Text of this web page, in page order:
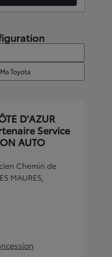
Toyota
D'AZUR
Service
AUTO
Chemin de
MAURES,
new tab)